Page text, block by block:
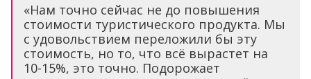
«Нам точно сейчас не до повышения
стоимости туристического продукта. Мы
с удовольствием переложили бы эту
стоимость, но то, что всё вырастет на
10-15%, это точно. Подорожает